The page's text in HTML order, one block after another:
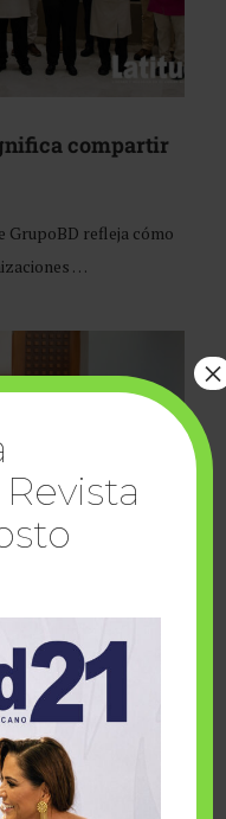
compartir
GrupoBD refleja cómo
…
cumplen
Make-A-Wish
×